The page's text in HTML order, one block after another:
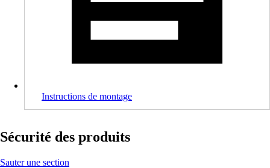
Instructions de montage
Sécurité des produits
Sauter une section